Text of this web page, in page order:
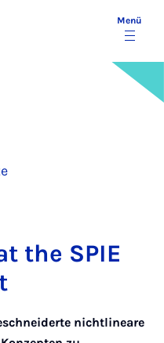
Menü
the SPIE
nichtlineare